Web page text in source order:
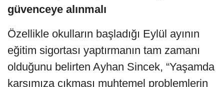
güvenceye alınmalı
Özellikle okulların başladığı Eylül ayının
eğitim sigortası yaptırmanın tam zamanı
olduğunu belirten Ayhan Sincek, “Yaşamda
karşımıza çıkması muhtemel problemlerin